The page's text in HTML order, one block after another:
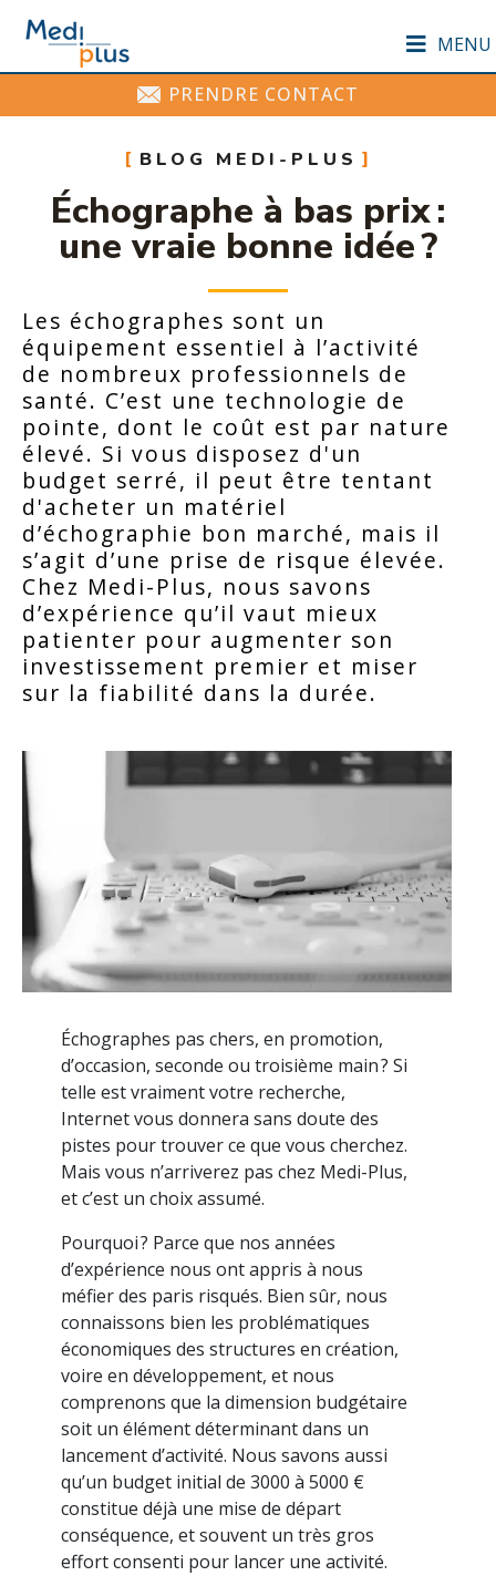
MENU
PRENDRE CONTACT
BLOG MEDI-PLUS
Échographe à bas prix :
une vraie bonne idée ?
Les échographes sont un
équipement essentiel à l’activité
de nombreux professionnels de
santé. C’est une technologie de
pointe, dont le coût est par nature
élevé. Si vous disposez d'un
budget serré, il peut être tentant
d'acheter un matériel
d’échographie bon marché, mais il
s’agit d’une prise de risque élevée.
Chez Medi-Plus, nous savons
d’expérience qu’il vaut mieux
patienter pour augmenter son
investissement premier et miser
sur la fiabilité dans la durée.
Échographes pas chers, en promotion,
d’occasion, seconde ou troisième main ? Si
telle est vraiment votre recherche,
Internet vous donnera sans doute des
pistes pour trouver ce que vous cherchez.
Mais vous n’arriverez pas chez Medi-Plus,
et c’est un choix assumé.
Pourquoi ? Parce que nos années
d’expérience nous ont appris à nous
méfier des paris risqués. Bien sûr, nous
connaissons bien les problématiques
économiques des structures en création,
voire en développement, et nous
comprenons que la dimension budgétaire
soit un élément déterminant dans un
lancement d’activité. Nous savons aussi
qu’un budget initial de 3000 à 5000 €
constitue déjà une mise de départ
conséquence, et souvent un très gros
effort consenti pour lancer une activité.